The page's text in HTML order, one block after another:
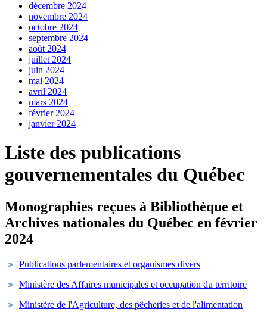
décembre 2024
novembre 2024
octobre 2024
septembre 2024
août 2024
juillet 2024
juin 2024
mai 2024
avril 2024
mars 2024
février 2024
janvier 2024
Liste des publications
gouvernementales du Québec
Monographies reçues à Bibliothèque et
Archives nationales du Québec en février
2024
Publications parlementaires et organismes divers
Ministère des Affaires municipales et occupation du territoire
Ministère de l'Agriculture, des pêcheries et de l'alimentation